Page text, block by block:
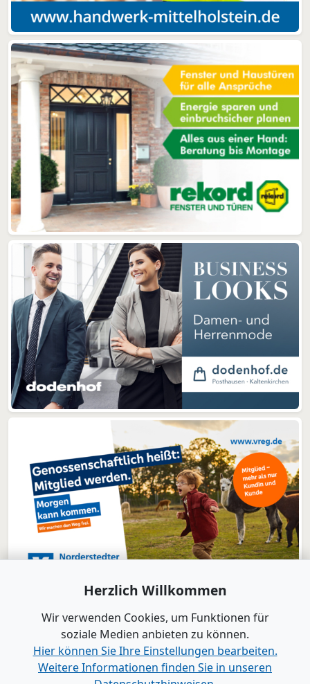
Herzlich Willkommen
Wir verwenden Cookies, um Funktionen für
soziale Medien anbieten zu können.
Hier können Sie Ihre Einstellungen bearbeiten.
Weitere Informationen finden Sie in unseren